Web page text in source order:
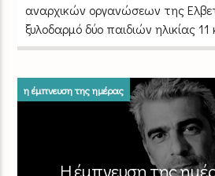
αναρχικών οργανώσεων της
ξυλοδαρμό δύο παιδιών ηλικίας
η έμπνευση της ημέρας
Η έμπνευση της